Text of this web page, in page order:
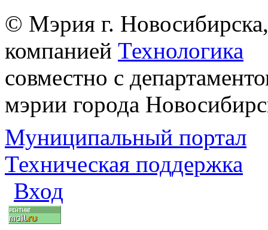
© Мэрия г.
компанией Технологика
совместно с
мэрии города
Муниципальный портал
Техническая поддержка
Вход